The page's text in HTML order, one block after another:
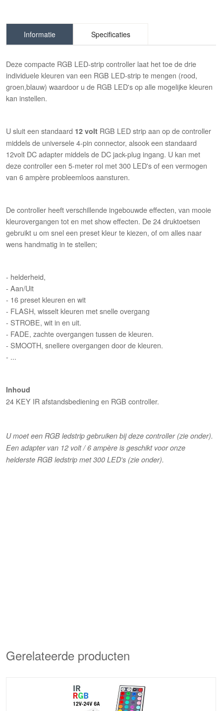
Informatie Specificaties
Deze compacte RGB LED-strip controller laat het toe de drie
individuele kleuren van een RGB LED-strip te mengen (rood,
groen,blauw) waardoor u de RGB LED's op alle mogelijke kleuren
kan instellen.
U sluit een standaard 12 volt RGB LED strip aan op de controller
middels de universele 4-pin connector, alsook een standaard
12volt DC adapter middels de DC jack-plug ingang. U kan met
deze controller een 5-meter rol met 300 LED's of een vermogen
van 6 ampère probleemloos aansturen.
De controller heeft verschillende ingebouwde effecten, van mooie
kleurovergangen tot en met show effecten. De 24 druktoetsen
gebruikt u om snel een preset kleur te kiezen, of om alles naar
wens handmatig in te stellen;
- helderheid,
- Aan/Uit
- 16 preset kleuren en wit
- FLASH, wisselt kleuren met snelle overgang
- STROBE, wit in en uit.
- FADE, zachte overgangen tussen de kleuren.
- SMOOTH, snellere overgangen door de kleuren.
- ...
Inhoud
24 KEY IR afstandsbediening en RGB controller.
U moet een RGB ledstrip gebruiken bij deze controller (zie onder).
Een adapter van 12 volt / 6 ampère is geschikt voor onze
helderste RGB ledstrip met 300 LED's (zie onder).
Gerelateerde producten